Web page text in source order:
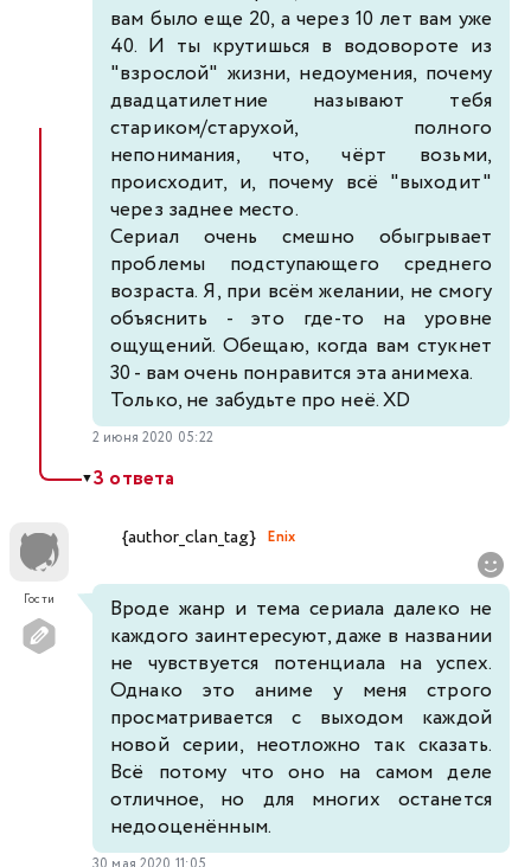
вам было еще 20, а через 10 лет вам уже
40. И ты крутишься в водовороте из
"взрослой" жизни, недоумения, почему
двадцатилетние называют тебя
стариком/старухой, полного
непонимания, что, чёрт возьми,
происходит, и, почему всё "выходит"
через заднее место.
Сериал очень смешно обыгрывает
проблемы подступающего среднего
возраста. Я, при всём желании, не смогу
объяснить - это где-то на уровне
ощущений. Обещаю, когда вам стукнет
30 - вам очень понравится эта анимеха.
Только, не забудьте про неё. XD
2 июня 2020 05:22
▼3 ответа
Гости
{author_clan_tag} Enix
Вроде жанр и тема сериала далеко не
каждого заинтересуют, даже в названии
не чувствуется потенциала на успех.
Однако это аниме у меня строго
просматривается с выходом каждой
новой серии, неотложно так сказать.
Всё потому что оно на самом деле
отличное, но для многих останется
недооценённым.